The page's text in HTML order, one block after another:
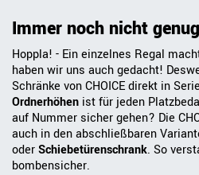
Immer noch nicht
Hoppla! - Ein einzelnes Regal
haben wir uns auch gedacht!
Schränke von CHOICE direkt in
Ordnerhöhen ist für jeden
auf Nummer sicher gehen? Die
auch in den abschließbaren
oderSchiebetürenschrank. So
bombensicher.